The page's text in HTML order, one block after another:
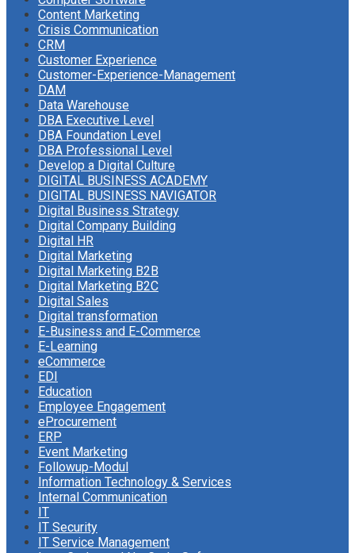
Content Marketing
Crisis Communication
CRM
Customer Experience
Customer-Experience-Management
DAM
Data Warehouse
DBA Executive Level
DBA Foundation Level
DBA Professional Level
Develop a Digital Culture
DIGITAL BUSINESS ACADEMY
DIGITAL BUSINESS NAVIGATOR
Digital Business Strategy
Digital Company Building
Digital HR
Digital Marketing
Digital Marketing B2B
Digital Marketing B2C
Digital Sales
Digital transformation
E-Business and E-Commerce
E-Learning
eCommerce
EDI
Education
Employee Engagement
eProcurement
ERP
Event Marketing
Followup-Modul
Information Technology & Services
Internal Communication
IT
IT Security
IT Service Management